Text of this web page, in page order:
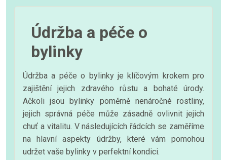
Údržba a péče o
bylinky
Údržba a péče o bylinky je klíčovým krokem pro
zajištění jejich zdravého růstu a bohaté úrody.
Ačkoli jsou bylinky poměrně nenáročné rostliny,
jejich správná péče může zásadně ovlivnit jejich
chuť a vitalitu. V následujících řádcích se zaměříme
na hlavní aspekty údržby, které vám pomohou
udržet vaše bylinky v perfektní kondici.